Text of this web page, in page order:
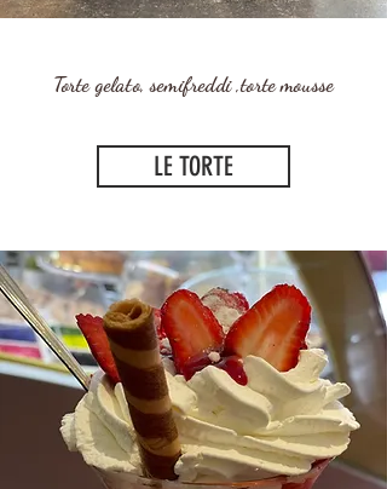
Torte gelato, semifreddi ,torte mousse
LE TORTE